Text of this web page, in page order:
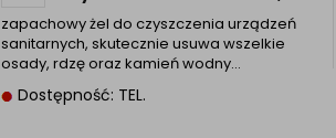
zapachowy żel do czyszczenia urządzeń
sanitarnych, skutecznie usuwa wszelkie
osady, rdzę oraz kamień wodny…
Dostępność: TEL.